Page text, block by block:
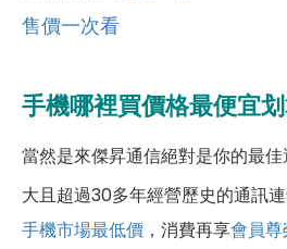
售價一次看
手機哪裡買價格最便宜
當然是來傑昇通信絕對是你的最
大且超過30多年經營歷史的通訊
手機市場最低價 ，消費再享會員